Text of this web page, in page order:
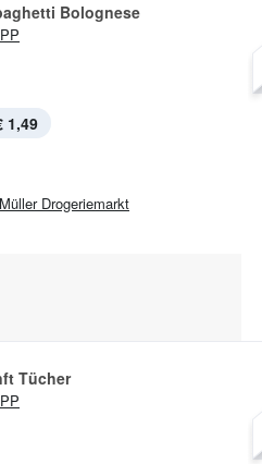
Bolognese
1,49
Müller Drogeriemarkt
Tücher